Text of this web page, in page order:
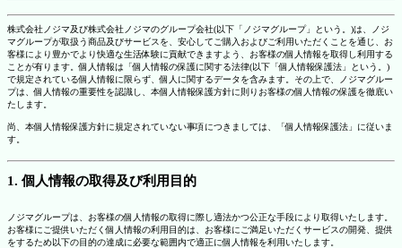
株式会社ノジマ及び株式会社ノジマのグループ会社(以下「ノジマグループ」という。)は、ノジ
マグループが取扱う商品及びサービスを、安心してご購入およびご利用いただくことを通じ、お
客様により豊かでより快適な生活体験に貢献できますよう、お客様の個人情報を取得し利用する
ことが有ります。個人情報は「個人情報の保護に関する法律(以下「個人情報保護法」という。)
で規定されている個人情報に限らず、個人に関するデータを含みます。その上で、ノジマグルー
プは、個人情報の重要性を認識し、本個人情報保護方針に則りお客様の個人情報の保護を徹底い
たします。
尚、本個人情報保護方針に規定されていない事項につきましては、「個人情報保護法」に従いま
す。
1. 個人情報の取得及び利用目的
ノジマグループは、お客様の個人情報の取得に際し適法かつ公正な手段により取得いたします。
お客様にご提供いただく個人情報の利用目的は、お客様にご満足いただくサービスの開発、提供
をするため以下の目的の達成に必要な範囲内で適正に個人情報を利用いたします。